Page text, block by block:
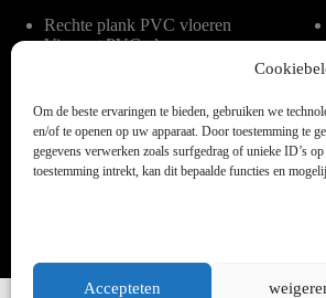
Om de beste ervaringen te bieden, gebruiken we
en/of te openen op uw apparaat. Door toestemming te
gegevens verwerken zoals surfgedrag of unieke ID’s
toestemming intrekt, kan dit bepaalde functies en
Accepteten
Rechte plank PVC vloeren
Visgraat PVC vloeren
vloeren
Weense punt PVC vloeren
Verlijmbare PVC vloeren
Klik PVC vloeren